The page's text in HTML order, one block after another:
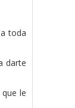
toda
darte
le